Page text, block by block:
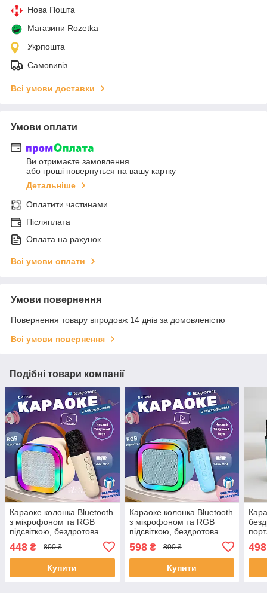
Нова Пошта
Магазини Rozetka
Укрпошта
Самовивіз
Всі умови доставки
Умови оплати
Ви отримаєте замовлення
або гроші повернуться на вашу картку
Детальніше
Оплатити частинами
Післяплата
Оплата на рахунок
Всі умови оплати
Умови повернення
Повернення товару впродовж 14 днів за домовленістю
Всі умови повернення
Подібні товари компанії
Караоке колонка Bluetooth
з мікрофоном та RGB
підсвіткою, бездротова
AUX Бежева, K12-Beige
448 ₴ 800 ₴
Купити
Караоке колонка Bluetooth
з мікрофоном та RGB
підсвіткою, бездротова
AUX Блакитна, K12-Blue
598₴ 800 ₴
Купити
та
498